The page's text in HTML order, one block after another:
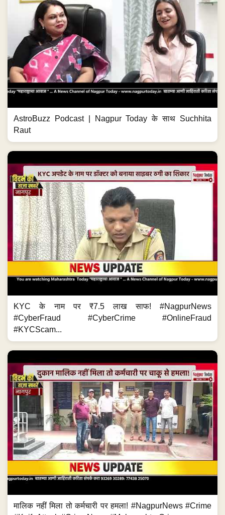
AstroBuzz Podcast | Nagpur Today के साथ Suchhita
Raut
KYC के नाम पर ₹7.5 लाख साफ! #NagpurNews
#CyberFraud #CyberCrime #OnlineFraud
#KYCScam...
मालिक नहीं मिला तो कर्मचारी पर हमला! #NagpurNews #Crime